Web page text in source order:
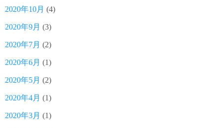
2020年10月 (4)
2020年9月 (3)
2020年7月 (2)
2020年6月 (1)
2020年5月 (2)
2020年4月 (1)
2020年3月 (1)